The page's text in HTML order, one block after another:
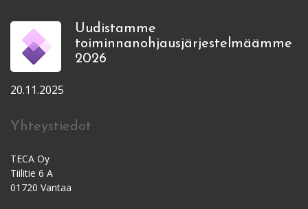
Uudistamme
toiminnanohjausjärjestelmäämme
2026
20.11.2025
Yhteystiedot
TECA Oy
Tiilitie 6 A
01720 Vantaa